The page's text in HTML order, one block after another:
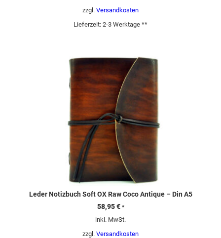
zzgl. Versandkosten
Lieferzeit: 2-3 Werktage **
Leder Notizbuch Soft OX Raw Coco Antique – Din A5
58,95€ *
inkl. MwSt.
zzgl. Versandkosten